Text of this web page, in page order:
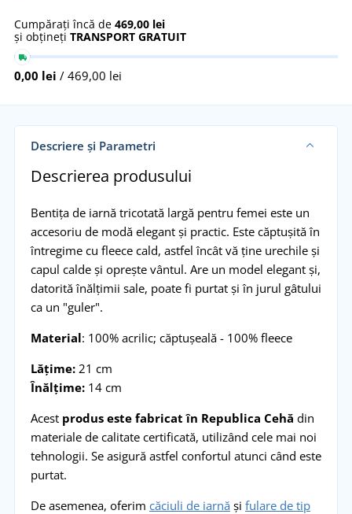
Cumpărați încă de 469,00 lei
și obțineți TRANSPORT GRATUIT
0,00 lei / 469,00 lei
Descriere și Parametri
Descrierea produsului
Bentița de iarnă tricotată largă pentru femei este un
accesoriu de modă elegant și practic. Este căptușită în
întregime cu fleece cald, astfel încât vă ține urechile și
capul calde și oprește vântul. Are un model elegant și,
datorită înălțimii sale, poate fi purtat și în jurul gâtului
ca un "guler".
Material: 100% acrilic; căptușeală - 100% fleece
Lățime:21 cm
Înălțime:14 cm
Acest produs este fabricat în Republica Cehă din
materiale de calitate certificată, utilizând cele mai noi
tehnologii. Se asigură astfel confortul atunci când este
purtat.
De asemenea, oferim căciuli de iarnă și fulare de tip